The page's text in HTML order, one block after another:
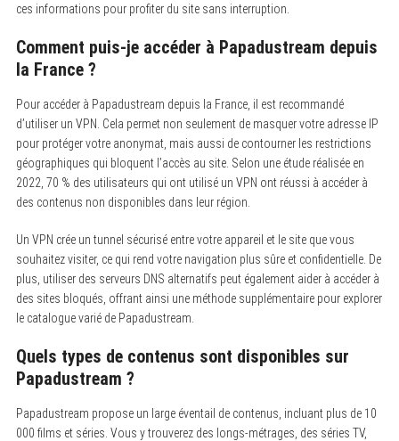
ces informations pour profiter du site sans interruption.
Comment puis-je accéder à Papadustream depuis
la France ?
Pour accéder à Papadustream depuis la France, il est recommandé
d’utiliser un VPN. Cela permet non seulement de masquer votre adresse IP
pour protéger votre anonymat, mais aussi de contourner les restrictions
géographiques qui bloquent l’accès au site. Selon une étude réalisée en
2022, 70 % des utilisateurs qui ont utilisé un VPN ont réussi à accéder à
des contenus non disponibles dans leur région.
Un VPN crée un tunnel sécurisé entre votre appareil et le site que vous
souhaitez visiter, ce qui rend votre navigation plus sûre et confidentielle. De
plus, utiliser des serveurs DNS alternatifs peut également aider à accéder à
des sites bloqués, offrant ainsi une méthode supplémentaire pour explorer
le catalogue varié de Papadustream.
Quels types de contenus sont disponibles sur
Papadustream ?
Papadustream propose un large éventail de contenus, incluant plus de 10
000 films et séries. Vous y trouverez des longs-métrages, des séries TV,